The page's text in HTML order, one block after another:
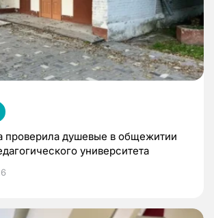
проверила душевые в общежитии
университета